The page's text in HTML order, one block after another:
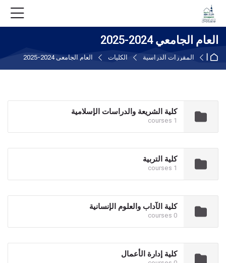
Skip to navigation
Skip to login form
تخطى إلى المحتوى الرئيسي
Skip to accessibility options
Skip to footer
Skip accessibility options
العام الجامعي 2024-2025
الصفحة الرئيسية
المقررات الدراسية الكليات العام الجامعي 2024-2025
كلية الشريعة والدراسات الإسلامية
1 courses
كلية التربية
1 courses
كلية الآداب والعلوم الإنسانية
0 courses
كلية إدارة الأعمال